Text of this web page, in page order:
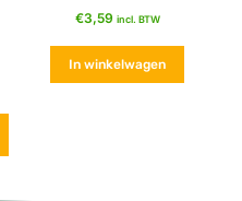
€3,59 incl. BTW
In winkelwagen